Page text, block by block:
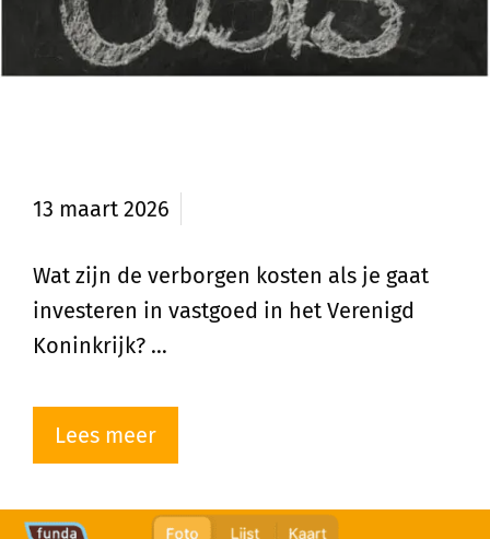
13 maart 2026
Wat zijn de verborgen kosten als je gaat
investeren in vastgoed in het Verenigd
Koninkrijk? …
Lees meer